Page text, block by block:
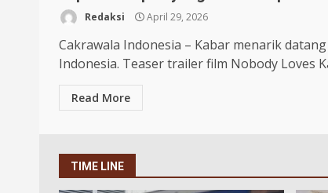
Redaksi April 29, 2026
Cakrawala Indonesia – Kabar menarik
Indonesia. Teaser trailer film Nobody Loves
Read More
TIME LINE